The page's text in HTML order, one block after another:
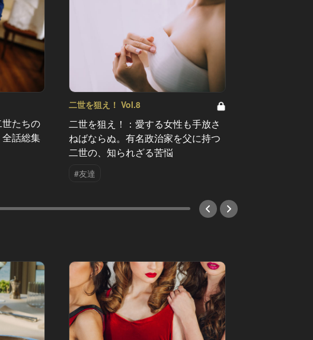
たちの
話総集
二世を狙え！ Vol.8
二世を狙え！：愛する女性も手放さ
ねばならぬ。有名政治家を父に持つ
二世の、知られざる苦悩
#友達